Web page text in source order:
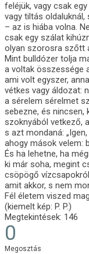
feléjük, vagy csak
vagy tiltás oldaluknál,
– az is hiába volna.
csak egy szálat
olyan szorosra szőtt
Mint bulldózer tolja
a voltak összessége
ami volt egyszer,
vétkes vagy áldozat:
a sérelem sérelmet
sebezne, és
szoknyából vetkező,
s azt mondaná:
ahogy mások velem:
És ha lehetne, ha
ki már soha, megint
csöpögő
amit akkor, s nem
Fél életem viszed
(kiemelt kép: P. P.)
Megtekintések: 146
0
Megosztás